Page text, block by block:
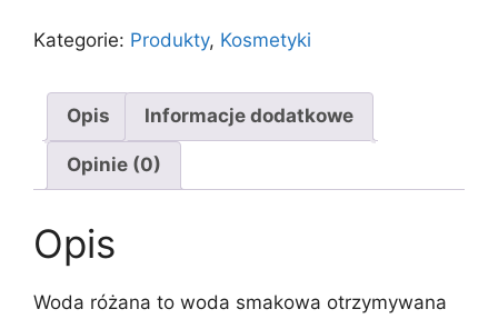
Kategorie: Produkty, Kosmetyki
Opis Informacje dodatkowe
Opinie (0)
Opis
Woda różana to woda smakowa otrzymywana